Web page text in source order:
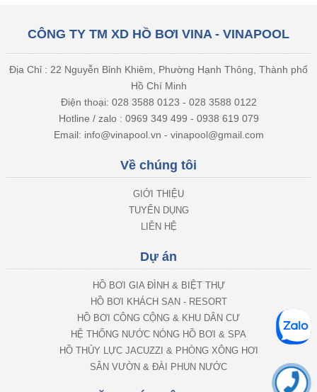
CÔNG TY TM XD HỒ BƠI VINA - VINAPOOL
Địa Chỉ : 22 Nguyễn Bỉnh Khiêm, Phường Hạnh Thông, Thành phố
Hồ Chí Minh
Điện thoại: 028 3588 0123 - 028 3588 0122
Hotline / zalo : 0969 349 499 - 0938 619 079
Email: info@vinapool.vn - vinapool@gmail.com
Về chúng tôi
GIỚI THIỆU
TUYỂN DỤNG
LIÊN HỆ
Dự án
HỒ BƠI GIA ĐÌNH & BIỆT THỰ
HỒ BƠI KHÁCH SẠN - RESORT
HỒ BƠI CÔNG CỘNG & KHU DÂN CƯ
HỆ THỐNG NƯỚC NÓNG HỒ BƠI & SPA
HỒ THỦY LỰC JACUZZI & PHÒNG XÔNG HƠI
SÂN VƯỜN & ĐÀI PHUN NƯỚC